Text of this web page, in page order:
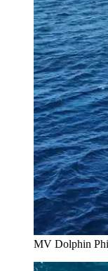
MV Dolphin